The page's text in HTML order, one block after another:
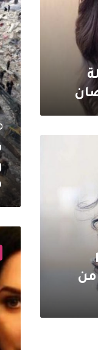
وائل
بمبالغ
مالية
الزلزال
من
تعيش
منزل
وائل
ما